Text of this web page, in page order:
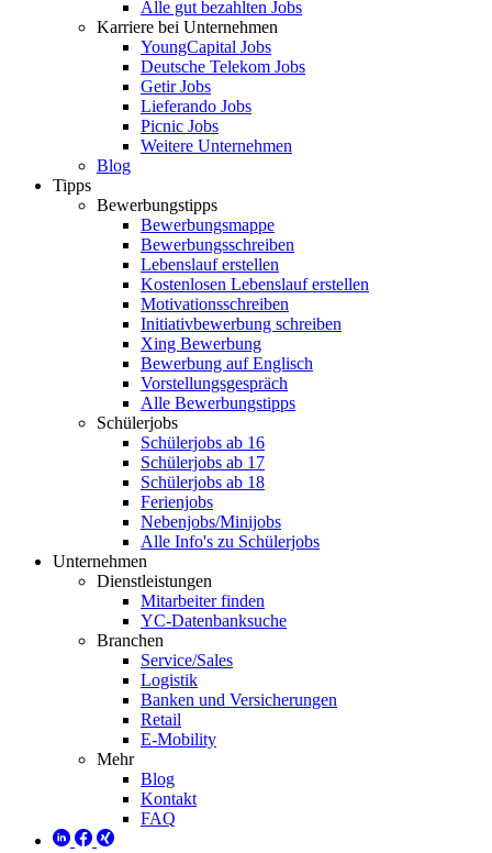
Alle gut bezahlten Jobs
Karriere bei Unternehmen
YoungCapital Jobs
Deutsche Telekom Jobs
Getir Jobs
Lieferando Jobs
Picnic Jobs
Weitere Unternehmen
Blog
Tipps
Bewerbungstipps
Bewerbungsmappe
Bewerbungsschreiben
Lebenslauf erstellen
Kostenlosen Lebenslauf erstellen
Motivationsschreiben
Initiativbewerbung schreiben
Xing Bewerbung
Bewerbung auf Englisch
Vorstellungsgespräch
Alle Bewerbungstipps
Schülerjobs
Schülerjobs ab 16
Schülerjobs ab 17
Schülerjobs ab 18
Ferienjobs
Nebenjobs/Minijobs
Alle Info's zu Schülerjobs
Unternehmen
Dienstleistungen
Mitarbeiter finden
YC-Datenbanksuche
Branchen
Service/Sales
Logistik
Banken und Versicherungen
Retail
E-Mobility
Mehr
Blog
Kontakt
FAQ